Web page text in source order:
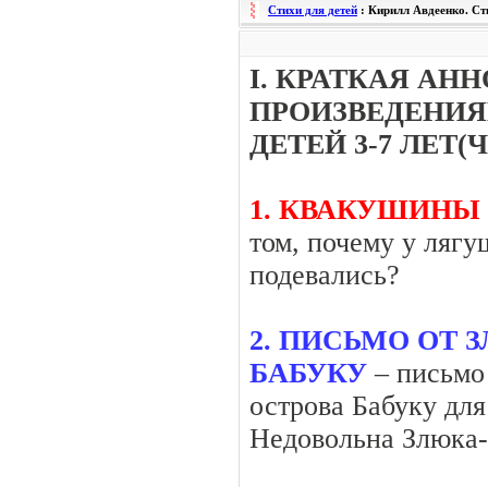
Стихи для детей : Кирилл Авдеенко.
I. КРАТКАЯ
ДЕТЕЙ 3-7
1.
том, почему у
подевались?
2. ПИСЬМО ОТ
БАБУКУ –
острова Бабуку
Недовольна